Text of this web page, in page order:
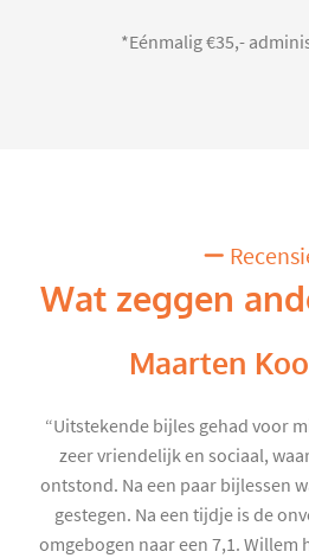
*Eénmalig €35,-
Wat zeggen
Maarten
“Uitstekende bijles gehad voor
zeer vriendelijk en sociaal,
ontstond. Na een paar bijlessen
gestegen. Na een tijdje is de
omgebogen naar een 7,1. Willem